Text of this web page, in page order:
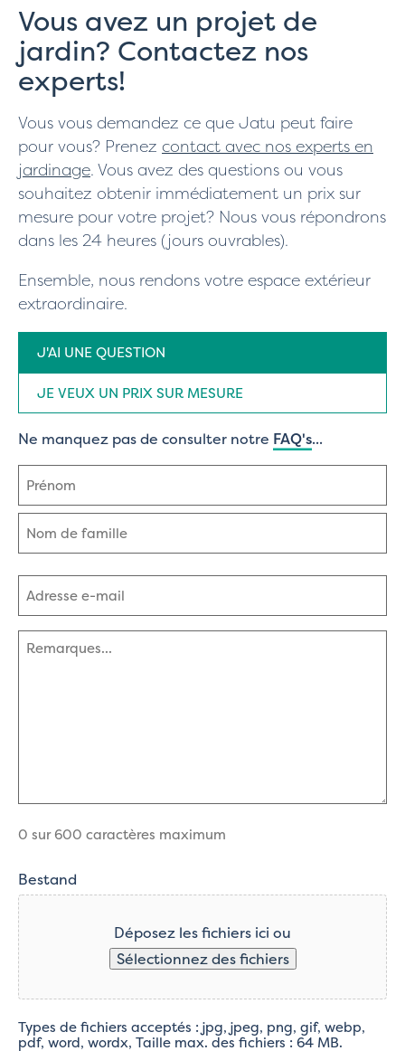
Vous avez un projet de
jardin? Contactez nos
experts!
Vous vous demandez ce que Jatu peut faire
pour vous? Prenez contact avec nos experts en
jardinage. Vous avez des questions ou vous
souhaitez obtenir immédiatement un prix sur
mesure pour votre projet? Nous vous répondrons
dans les 24 heures (jours ouvrables).
Ensemble, nous rendons votre espace extérieur
extraordinaire.
Type
demande
(Nécessaire)
J'AI UNE QUESTION
JE VEUX UN PRIX SUR MESURE
Ne manquez pas de consulter notre FAQ's...
Nom
(Nécessaire)
Prénom
Adresse
e-
mail
(Nécessaire)
Commentaires
(Nécessaire)
0 sur 600 caractères maximum
Bestand
Déposez les fichiers ici ou
Sélectionnez des fichiers
Types de fichiers acceptés : jpg, jpeg, png, gif, webp,
pdf, word, wordx, Taille max. des fichiers : 64 MB.